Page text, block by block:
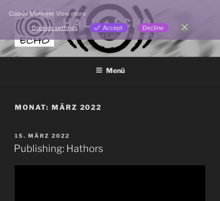
Inhalt
springen
HALL + ECHO
Musikverlag + Label + Konzerte
Menü
MONAT: MÄRZ 2022
VERÖFFENTLICHT
AM
15. MÄRZ 2022
Publishing: Hathors
Cookie Manager View more
Cookies settings
Accept Decline